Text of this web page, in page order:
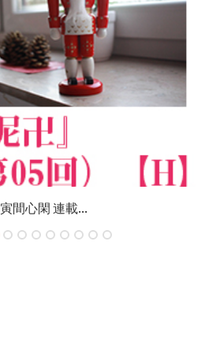
寅間心閑 連載...